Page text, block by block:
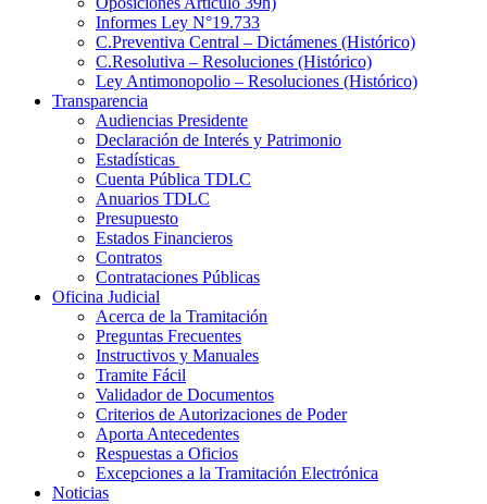
Informes Ley N°19.733
C.Preventiva Central – Dictámenes (Histórico)
C.Resolutiva – Resoluciones (Histórico)
Ley Antimonopolio – Resoluciones (Histórico)
Transparencia
Audiencias Presidente
Declaración de Interés y Patrimonio
Estadísticas
Cuenta Pública TDLC
Anuarios TDLC
Presupuesto
Estados Financieros
Contratos
Contrataciones Públicas
Oficina Judicial
Acerca de la Tramitación
Preguntas Frecuentes
Instructivos y Manuales
Tramite Fácil
Validador de Documentos
Criterios de Autorizaciones de Poder
Aporta Antecedentes
Respuestas a Oficios
Excepciones a la Tramitación Electrónica
Noticias